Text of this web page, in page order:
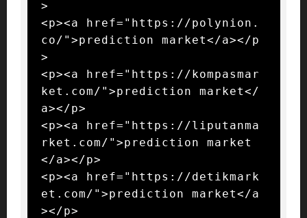
>
<p><a href="https://polynion.
co/">prediction market</a></p
>
<p><a href="https://kompasmar
ket.com/">prediction market</
a></p>
<p><a href="https://liputanma
rket.com/">prediction market
</a></p>
<p><a href="https://detikmark
et.com/">prediction market</a
></p>